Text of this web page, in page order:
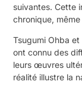
suivantes. Cette
chronique,
Tsugumi Ohba
ont connu des
leurs œuvres
réalité illustre la